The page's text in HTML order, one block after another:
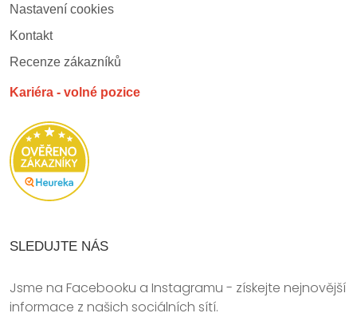
Nastavení cookies
Kontakt
Recenze zákazníků
Kariéra - volné pozice
SLEDUJTE NÁS
Jsme na Facebooku a Instagramu - získejte nejnovější
informace z našich sociálních sítí.